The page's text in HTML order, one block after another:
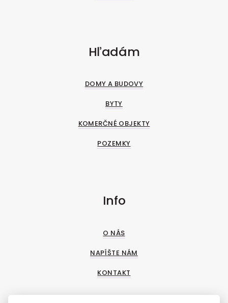
Hľadám
DOMY A BUDOVY
BYTY
KOMERČNÉ OBJEKTY
POZEMKY
Info
O NÁS
NAPÍŠTE NÁM
KONTAKT